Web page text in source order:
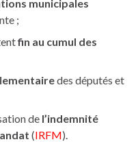
municipales
;
fin au cumul des
des députés et
de l’indemnité
(IRFM).